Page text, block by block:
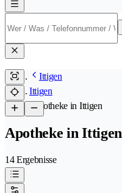
Ittigen
Ittigen
/Apotheke in Ittigen
Apotheke in Ittigen
14 Ergebnisse